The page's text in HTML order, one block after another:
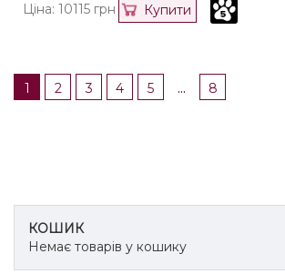
Ціна: 10115 грн Купити
1 2 3 4 5 ... 8
КОШИК
Немає товарів у кошику